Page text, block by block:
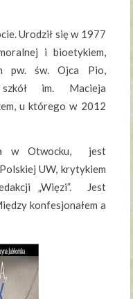
Urodził się w 1977
i bioetykiem,
pw. św. Ojca Pio,
szkół im. Macieja
u którego w 2012
w Otwocku, jest
UW, krytykiem
„Więzi”. Jest
konfesjonałem a